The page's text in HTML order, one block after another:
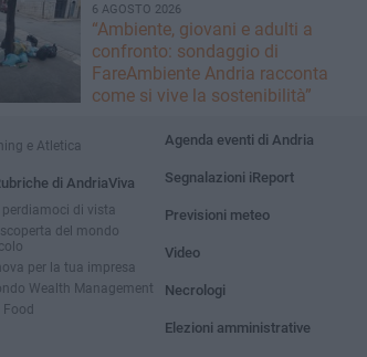
6 AGOSTO 2026
“Ambiente, giovani e adulti a
confronto: sondaggio di
FareAmbiente Andria racconta
come si vive la sostenibilità”
e Atletica
di AndriaViva
di vista
del mondo
per la tua impresa
Wealth Management
Food
Agenda eventi di Andria
Segnalazioni iReport
Previsioni meteo
Video
Necrologi
Elezioni amministrative